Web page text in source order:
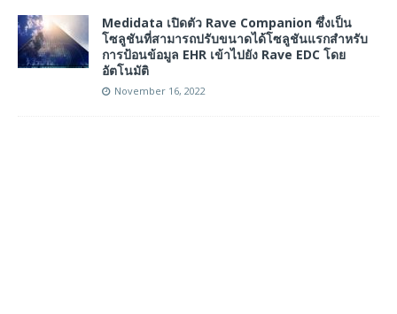
Medidata เปิดตัว Rave Companion ซึ่งเป็น
โซลูชันที่สามารถปรับขนาดได้โซลูชันแรกสำหรับ
การป้อนข้อมูล EHR เข้าไปยัง Rave EDC โดย
อัตโนมัติ
November 16, 2022